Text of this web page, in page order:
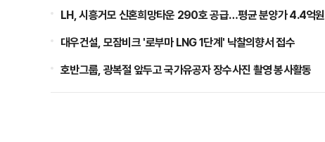
LH, 시흥거모 신혼희망타운 290호 공급…평균 분양가 4.4억원
대우건설, 모잠비크 '로부마 LNG 1단계' 낙찰의향서 접수
호반그룹, 광복절 앞두고 국가유공자 장수사진 촬영 봉사활동